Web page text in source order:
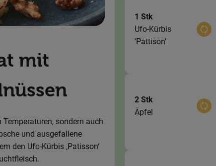
mit
sondern auch
und ausgefallene
den Ufo-Kürbis ‚Patisson‘
1 Stk
Ufo-Kürbis
'Pattison'
2 Stk
Äpfel